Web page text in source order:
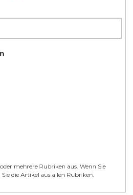
mehrere Rubriken aus. Wenn Sie
die Artikel aus allen Rubriken.